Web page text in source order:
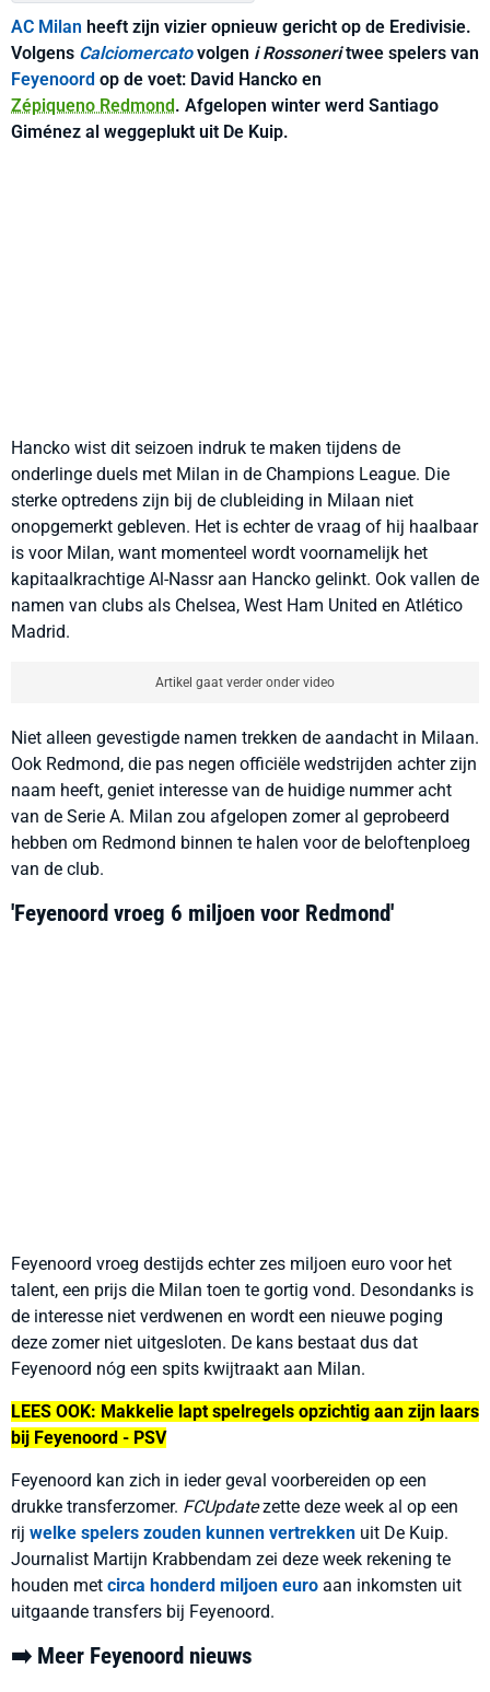
AC Milan heeft zijn vizier opnieuw gericht op de Eredivisie.
Volgens Calciomercatovolgen i Rossoneritwee spelers van
Feyenoord op de voet: David Hancko en
Zépiqueno Redmond. Afgelopen winter werd Santiago
Giménez al weggeplukt uit De Kuip.
Hancko wist dit seizoen indruk te maken tijdens de
onderlinge duels met Milan in de Champions League. Die
sterke optredens zijn bij de clubleiding in Milaan niet
onopgemerkt gebleven. Het is echter de vraag of hij haalbaar
is voor Milan, want momenteel wordt voornamelijk het
kapitaalkrachtige Al-Nassr aan Hancko gelinkt. Ook vallen de
namen van clubs als Chelsea, West Ham United en Atlético
Madrid.
Artikel gaat verder onder video
Niet alleen gevestigde namen trekken de aandacht in Milaan.
Ook Redmond, die pas negen officiële wedstrijden achter zijn
naam heeft, geniet interesse van de huidige nummer acht
van de Serie A. Milan zou afgelopen zomer al geprobeerd
hebben om Redmond binnen te halen voor de beloftenploeg
van de club.
'Feyenoord vroeg 6 miljoen voor Redmond'
Feyenoord vroeg destijds echter zes miljoen euro voor het
talent, een prijs die Milan toen te gortig vond. Desondanks is
de interesse niet verdwenen en wordt een nieuwe poging
deze zomer niet uitgesloten. De kans bestaat dus dat
Feyenoord nóg een spits kwijtraakt aan Milan.
LEES OOK: Makkelie lapt spelregels opzichtig aan zijn laars
bij Feyenoord - PSV
Feyenoord kan zich in ieder geval voorbereiden op een
drukke transferzomer. FCUpdatezette deze week al op een
rij welke spelers zouden kunnen vertrekken uit De Kuip.
Journalist Martijn Krabbendam zei deze week rekening te
houden met circa honderd miljoen euro aan inkomsten uit
uitgaande transfers bij Feyenoord.
➡️ Meer Feyenoord nieuws